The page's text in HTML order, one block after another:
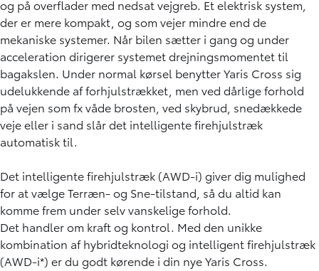
og på overflader med nedsat vejgreb. Et elektrisk system,
der er mere kompakt, og som vejer mindre end de
mekaniske systemer. Når bilen sætter i gang og under
acceleration dirigerer systemet drejningsmomentet til
bagakslen. Under normal kørsel benytter Yaris Cross sig
udelukkende af forhjulstrækket, men ved dårlige forhold
på vejen som fx våde brosten, ved skybrud, snedækkede
veje eller i sand slår det intelligente firehjulstræk
automatisk til.
Det intelligente firehjulstræk (AWD-i) giver dig mulighed
for at vælge Terræn- og Sne-tilstand, så du altid kan
komme frem under selv vanskelige forhold.
Det handler om kraft og kontrol. Med den unikke
kombination af hybridteknologi og intelligent firehjulstræk
(AWD-i*) er du godt kørende i din nye Yaris Cross.